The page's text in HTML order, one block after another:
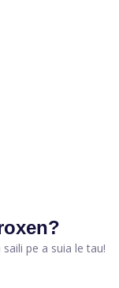
pe a suia le tau!